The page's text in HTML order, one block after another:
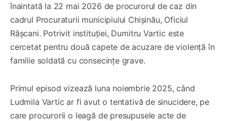
înaintată la 22 mai 2026 de procurorul de caz din
cadrul Procuraturii municipiului Chișinău, Oficiul
Râșcani. Potrivit instituției, Dumitru Vartic este
cercetat pentru două capete de acuzare de violență în
familie soldată cu consecințe grave.
Primul episod vizează luna noiembrie 2025, când
Ludmila Vartic ar fi avut o tentativă de sinucidere, pe
care procurorii o leagă de presupusele acte de